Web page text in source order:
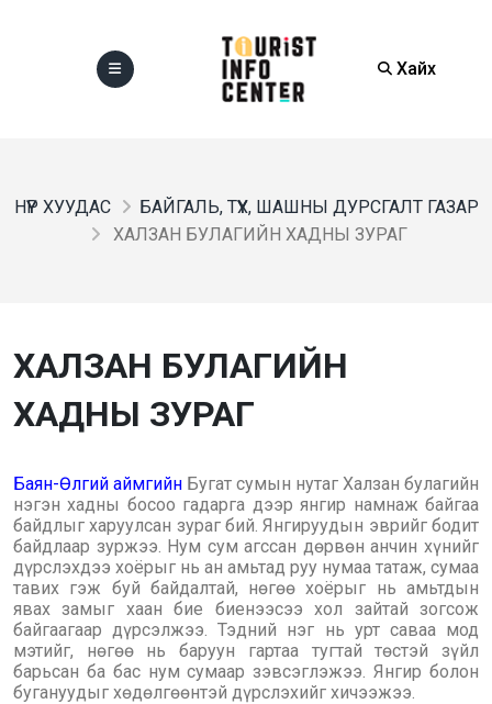
Хайх
НҮҮР ХУУДАС
БАЙГАЛЬ, ТҮҮХ, ШАШНЫ ДУРСГАЛТ ГАЗАР
ХАЛЗАН БУЛАГИЙН ХАДНЫ ЗУРАГ
ХАЛЗАН БУЛАГИЙН
ХАДНЫ ЗУРАГ
Баян-Өлгий аймгийн Бугат сумын нутаг Халзан булагийн
нэгэн хадны босоо гадарга дээр янгир намнаж байгаа
байдлыг харуулсан зураг бий. Янгируудын эврийг бодит
байдлаар зуржээ. Нум сум агссан дөрвөн анчин хүнийг
дүрслэхдээ хоёрыг нь ан амьтад руу нумаа татаж, сумаа
тавих гэж буй байдалтай, нөгөө хоёрыг нь амьтдын
явах замыг хаан бие биенээсээ хол зайтай зогсож
байгаагаар дүрсэлжээ. Тэдний нэг нь урт саваа мод
мэтийг, нөгөө нь баруун гартаа тугтай төстэй зүйл
барьсан ба бас нум сумаар зэвсэглэжээ. Янгир болон
бугануудыг хөдөлгөөнтэй дүрслэхийг хичээжээ.